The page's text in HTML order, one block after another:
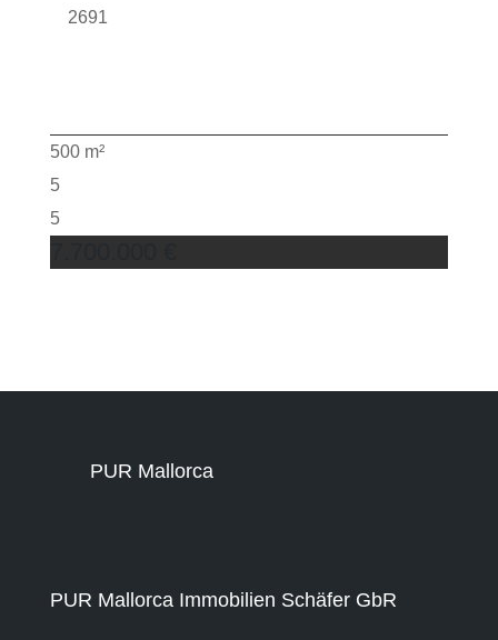
2691
500 m²
5
5
PUR Mallorca
PUR Mallorca Immobilien Schäfer GbR